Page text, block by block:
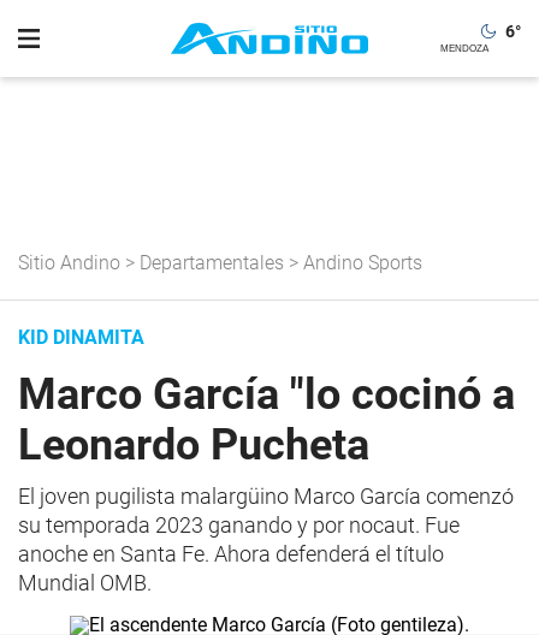
6°
Sitio Andino > Departamentales > Andino Sports
KID DINAMITA
Marco García "lo cocinó a
Leonardo Pucheta
El joven pugilista malargüino Marco García comenzó
su temporada 2023 ganando y por nocaut. Fue
anoche en Santa Fe. Ahora defenderá el título
Mundial OMB.